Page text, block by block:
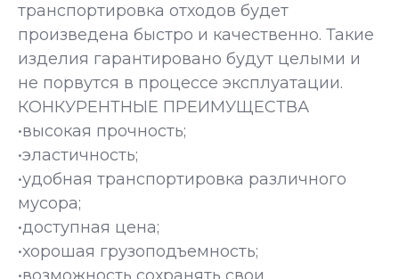
транспортировка отходов будет
произведена быстро и качественно. Такие
изделия гарантировано будут целыми и
не порвутся в процессе эксплуатации.
КОНКУРЕНТНЫЕ ПРЕИМУЩЕСТВА
•высокая прочность;
•эластичность;
•удобная транспортировка различного
мусора;
•доступная цена;
•хорошая грузоподъемность;